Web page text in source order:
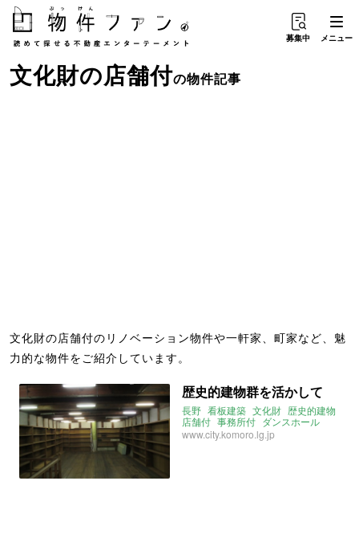
募集中 メニュー
文化財の店舗付の物件記事
文化財の店舗付のリノベーション物件や一軒家、町家など、魅
力的な物件をご紹介しています。
歴史的建物群を活かして
長野 看板建築 文化財 歴史的建物
店舗付 事務所付 ダンスホール
www.city.komoro.lg.jp